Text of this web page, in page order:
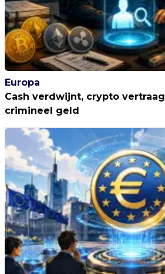
Europa
Cash verdwijnt, crypto
crimineel geld